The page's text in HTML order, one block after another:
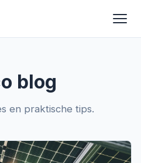
blog
en praktische tips.